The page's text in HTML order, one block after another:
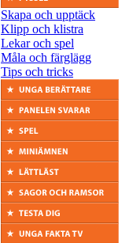
Skapa och upptäck
Klipp och klistra
Lekar och spel
Måla och färglägg
Tips och tricks